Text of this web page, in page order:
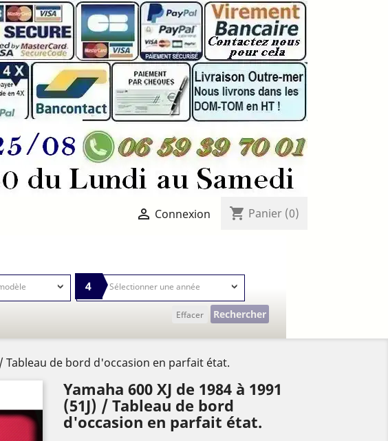
 Connexion shopping_cart Panier (0)
4
Effacer Rechercher
/ Tableau de bord d'occasion en parfait état.
Yamaha 600 XJ de 1984 à 1991
(51J) / Tableau de bord
d'occasion en parfait état.